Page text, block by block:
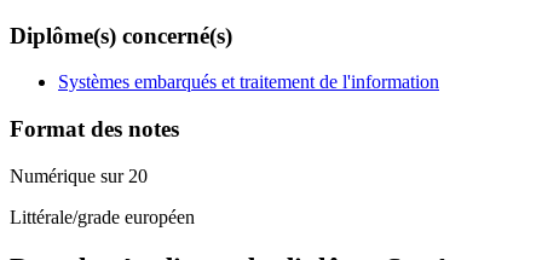
Diplôme(s) concerné(s)
Systèmes embarqués et traitement de l'information
Format des notes
Numérique sur 20
Littérale/grade européen